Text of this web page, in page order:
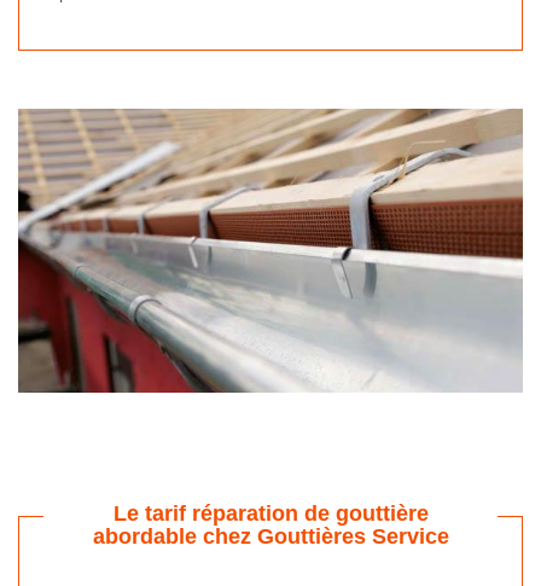
Le tarif réparation de gouttière
abordable chez Gouttières Service